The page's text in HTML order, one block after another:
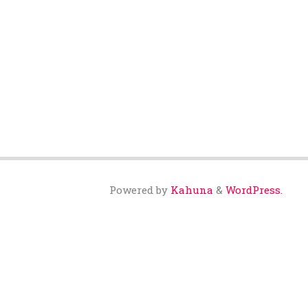
Powered byKahuna & WordPress.